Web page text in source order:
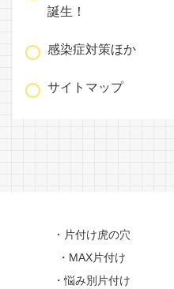
誕生！
感染症対策ほか
サイトマップ
・片付け虎の穴
・MAX片付け
・悩み別片付け